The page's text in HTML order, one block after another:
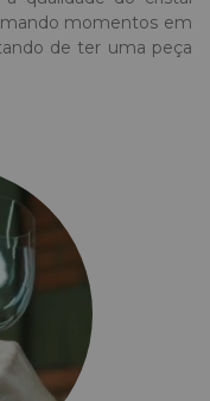
momentos em
de ter uma peça